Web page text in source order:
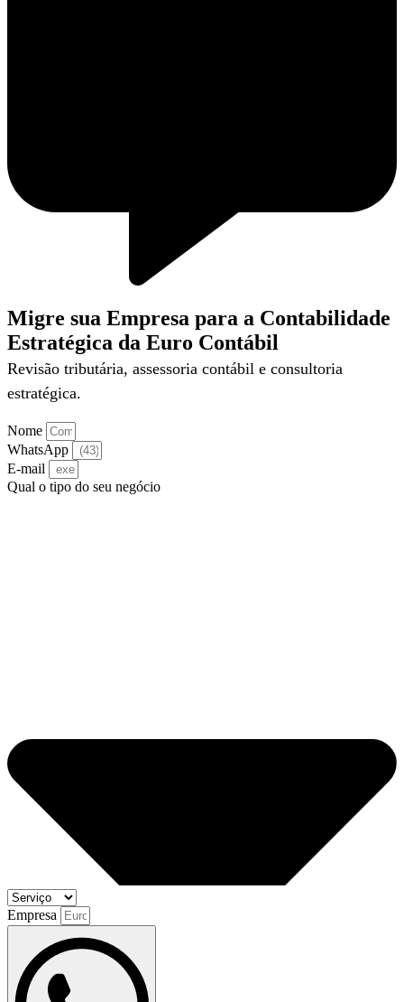
Migre sua Empresa para a Contabilidade
Estratégica da Euro Contábil
Revisão tributária, assessoria contábil e consultoria
estratégica.
Nome
WhatsApp
E-mail
Qual o tipo do seu negócio
Empresa